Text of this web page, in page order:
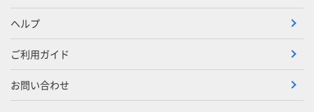
ヘルプ
ご利用ガイド
お問い合わせ